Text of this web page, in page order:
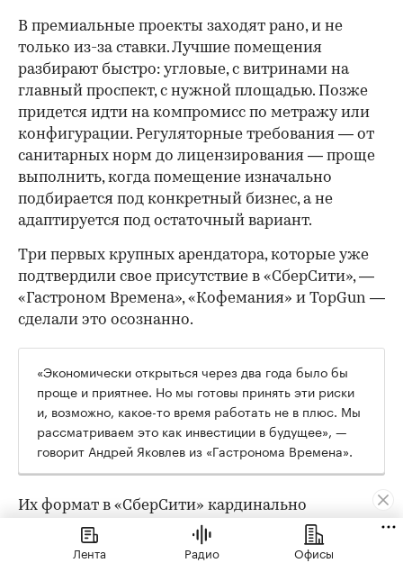
В премиальные проекты заходят рано, и не
только из-за ставки. Лучшие помещения
разбирают быстро: угловые, с витринами на
главный проспект, с нужной площадью. Позже
придется идти на компромисс по метражу или
конфигурации. Регуляторные требования — от
санитарных норм до лицензирования — проще
выполнить, когда помещение изначально
подбирается под конкретный бизнес, а не
адаптируется под остаточный вариант.
Три первых крупных арендатора, которые уже
подтвердили свое присутствие в «СберСити», —
«Гастроном Времена», «Кофемания» и TopGun —
сделали это осознанно.
«Экономически открыться через два года было бы
проще и приятнее. Но мы готовы принять эти риски
и, возможно, какое-то время работать не в плюс. Мы
рассматриваем это как инвестиции в будущее», —
говорит Андрей Яковлев из «Гастронома Времена».
Их формат в «СберСити» кардинально
отличается от флагманского: там 2000 кв. м и
трафик с проездной трассы, здесь — 170 кв. м и
Лента Радио Офисы